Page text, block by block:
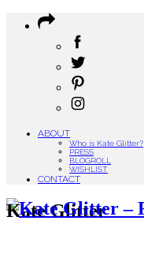
ABOUT
Who is Kate Glitter?
PRESS
BLOGROLL
WISHLIST
CONTACT
Kate Glitter